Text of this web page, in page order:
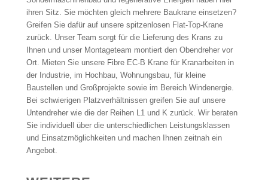
ihren Sitz. Sie möchten gleich mehrere Baukrane einsetzen?
Greifen Sie dafür auf unsere spitzenlosen Flat-Top-Krane
zurück. Unser Team sorgt für die Lieferung des Krans zu
Ihnen und unser Montageteam montiert den Obendreher vor
Ort. Mieten Sie unsere Fibre EC-B Krane für Kranarbeiten in
der Industrie, im Hochbau, Wohnungsbau, für kleine
Baustellen und Großprojekte sowie im Bereich Windenergie.
Bei schwierigen Platzverhältnissen greifen Sie auf unsere
Untendreher wie die der Reihen L1 und K zurück. Wir beraten
Sie individuell über die unterschiedlichen Leistungsklassen
und Einsatzmöglichkeiten und machen Ihnen zeitnah ein
Angebot.